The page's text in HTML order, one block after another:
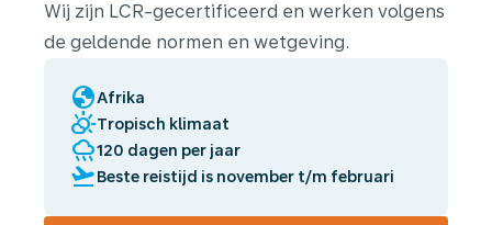
Wij zijn LCR-gecertificeerd en werken volgens
de geldende normen en wetgeving.
globeAfrika
partly_cloudy_dayTropisch klimaat
rainy120 dagen per jaar
flight_takeoffBeste reistijd is november t/m februari